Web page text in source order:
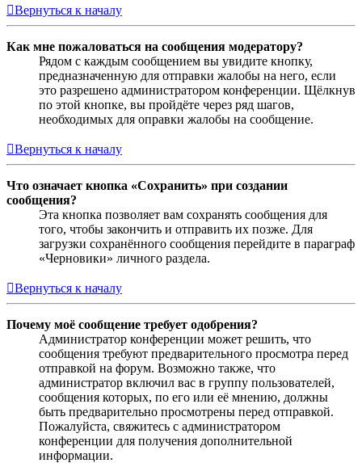
Вернуться к началу
Как мне пожаловаться на сообщения модератору?
Рядом с каждым сообщением вы увидите кнопку,
предназначенную для отправки жалобы на него, если
это разрешено администратором конференции. Щёлкнув
по этой кнопке, вы пройдёте через ряд шагов,
необходимых для оправки жалобы на сообщение.
Вернуться к началу
Что означает кнопка «Сохранить» при создании
сообщения?
Эта кнопка позволяет вам сохранять сообщения для
того, чтобы закончить и отправить их позже. Для
загрузки сохранённого сообщения перейдите в параграф
«Черновики» личного раздела.
Вернуться к началу
Почему моё сообщение требует одобрения?
Администратор конференции может решить, что
сообщения требуют предварительного просмотра перед
отправкой на форум. Возможно также, что
администратор включил вас в группу пользователей,
сообщения которых, по его или её мнению, должны
быть предварительно просмотрены перед отправкой.
Пожалуйста, свяжитесь с администратором
конференции для получения дополнительной
информации.